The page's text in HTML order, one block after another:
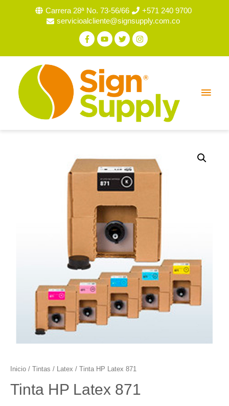
Carrera 28ª No. 73-56/66
+571 240 9700
servicioalcliente@signsupply.com.co
Inicio / Tintas / Latex / Tinta HP Latex 871
Tinta HP Latex 871